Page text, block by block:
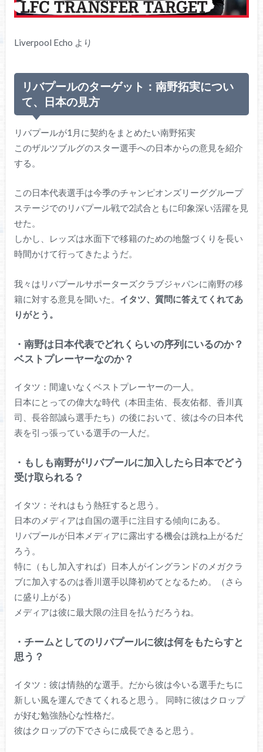
Liverpool Echo より
リバプールのターゲット：南野拓実につい
て、日本の見方
リバプールが1月に契約をまとめたい南野拓実
このザルツブルグのスター選手への日本からの意見を紹介
する。
この日本代表選手は今季のチャンピオンズリーググループ
ステージでのリバプール戦で2試合ともに印象深い活躍を見
せた。
しかし、レッズは水面下で移籍のための地盤づくりを長い
時間かけて行ってきたようだ。
我々はリバプールサポーターズクラブジャパンに南野の移
籍に対する意見を聞いた。 イタツ、質問に答えてくれてあ
りがとう。
・南野は日本代表でどれくらいの序列にいるのか？
ベストプレーヤーなのか？
イタツ：間違いなくベストプレーヤーの一人。
日本にとっての偉大な時代（本田圭佑、長友佑都、香川真
司、長谷部誠ら選手たち）の後において、彼は今の日本代
表を引っ張っている選手の一人だ。
・もしも南野がリバプールに加入したら日本でどう
受け取られる？
イタツ：それはもう熱狂すると思う。
日本のメディアは自国の選手に注目する傾向にある。
リバプールが日本メディアに露出する機会は跳ね上がるだ
ろう。
特に（もし加入すれば）日本人がイングランドのメガクラ
ブに加入するのは香川選手以降初めてとなるため。（さら
に盛り上がる）
メディアは彼に最大限の注目を払うだろうね。
・チームとしてのリバプールに彼は何をもたらすと
思う？
イタツ：彼は情熱的な選手。だから彼は今いる選手たちに
新しい風を運んできてくれると思う。 同時に彼はクロップ
が好む勉強熱心な性格だ。
彼はクロップの下でさらに成長できると思う。